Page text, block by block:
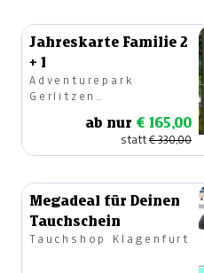
Jahreskarte Familie 2
+ 1
Adventurepark
Gerlitzen
ab nur € 165,00
statt€ 330,00
Megadeal für Deinen
Tauchschein
Tauchshop Klagenfurt